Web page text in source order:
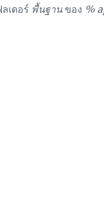
เดอร์ พื้นฐาน ของ %